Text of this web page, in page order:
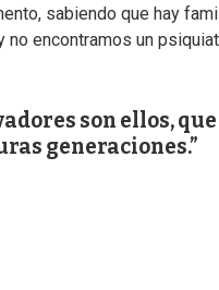
sabiendo que hay
no encontramos un
son ellos,
generaciones.